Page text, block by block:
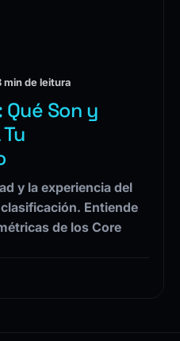
min de leitura
Son y
y la experiencia del
Entiende
de los Core